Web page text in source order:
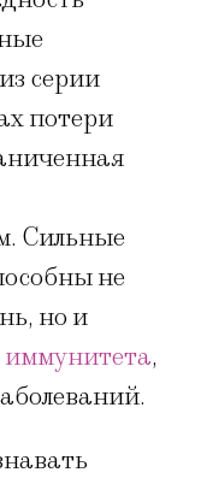
серии
потери
Сильные
не
но и
иммунитета,